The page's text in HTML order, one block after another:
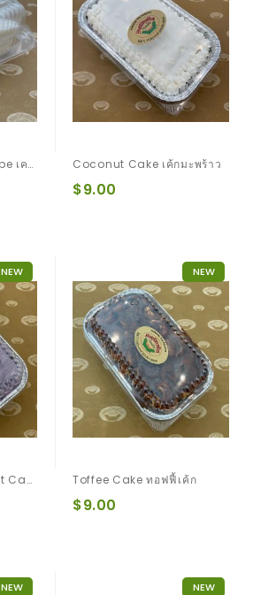
Young Coconut Crepe เครปเค้กมะพร้าว Coconut Cake เค้กมะพร้าว
$9.00
NEW
Taro Young Coconut Cake
NEW
Toffee Cake ทอฟฟี้เค้ก
$9.00
NEW NEW